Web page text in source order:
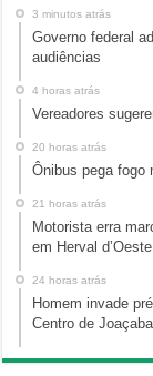
3 minutos atrás
Governo federal
audiências
4 horas atrás
Vereadores
20 horas atrás
Ônibus pega fogo
21 horas atrás
Motorista erra
em Herval d’Oeste
24 horas atrás
Homem invade
Centro de Joaçaba